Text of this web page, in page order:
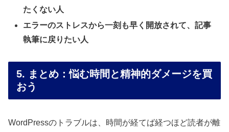
たくない人
エラーのストレスから一刻も早く開放されて、記事
執筆に戻りたい人
5. まとめ：悩む時間と精神的ダメージを買
おう
WordPressのトラブルは、時間が経てば経つほど読者が離